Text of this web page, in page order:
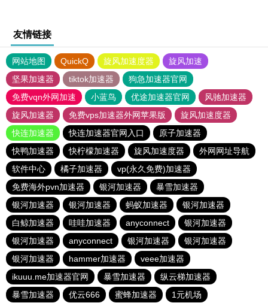
友情链接
网站地图 QuickQ 旋风加速度器
旋风加速
坚果加速器
tiktok加速器
狗急加速器官网
免费vqn外网加速
小蓝鸟 优途加速器官网
风驰加速器
旋风加速器
免费vps加速器外网苹果版
旋风加速度器
快连加速器
快连加速器官网入口
原子加速器
快鸭加速器
快柠檬加速器 旋风加速度器
外网网址导航
软件中心
橘子加速器
vp(永久免费)加速器
免费海外pvn加速器
银河加速器
暴雪加速器
银河加速器
银河加速器 蚂蚁加速器
银河加速器
白鲸加速器
哇哇加速器 anyconnect
银河加速器
银河加速器
anyconnect 银河加速器
银河加速器
银河加速器
hammer加速器
veee加速器
ikuuu.me加速器官网
暴雪加速器
纵云梯加速器
暴雪加速器
优云666 蜜蜂加速器 1元机场